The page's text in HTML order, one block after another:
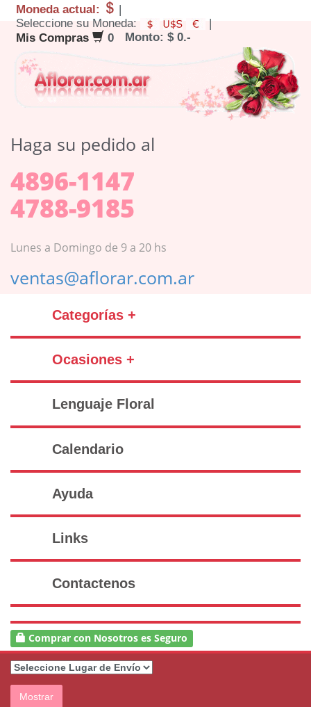
Moneda actual:
|
Seleccione su Moneda:
|
Mis Compras
0 Monto: $ 0.-
Haga su pedido al
4896-1147
4788-9185
Lunes a Domingo de 9 a 20 hs
ventas@aflorar.com.ar
Categorías +
Ocasiones +
Lenguaje Floral
Calendario
Ayuda
Links
Contactenos
Comprar con Nosotros es Seguro
Mostrar